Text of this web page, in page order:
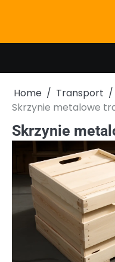
Home
Transport
Skrzynie metalowe
Skrzynie